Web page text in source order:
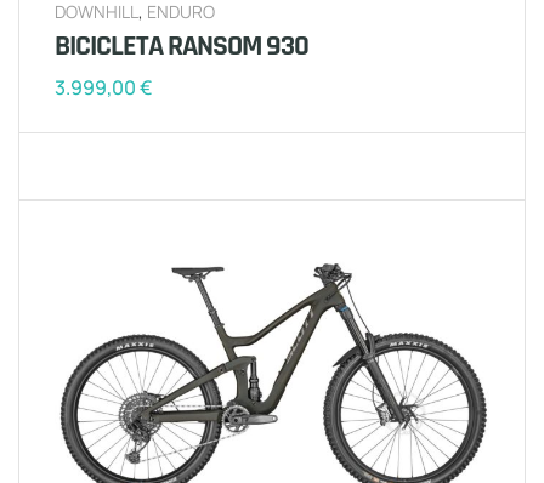
DOWNHILL , ENDURO
BICICLETA RANSOM 930
3.999,00€